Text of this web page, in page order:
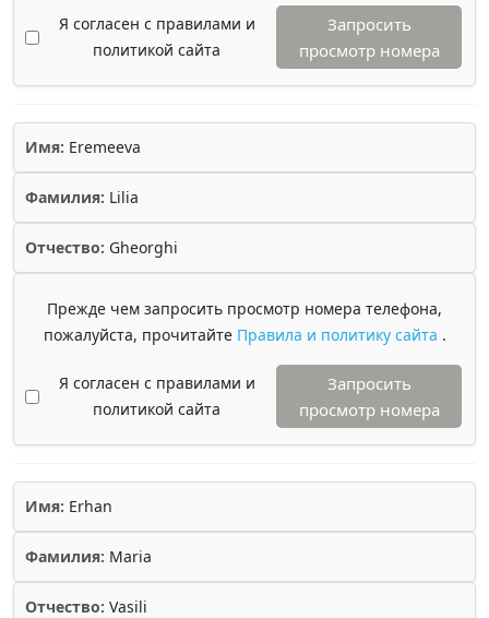
Я согласен с правилами и
политикой сайта
Запросить
просмотр номера
Имя: Eremeeva
Фамилия: Lilia
Отчество: Gheorghi
Прежде чем запросить просмотр номера телефона,
пожалуйста, прочитайте Правила и политику сайта .
Я согласен с правилами и
политикой сайта
Запросить
просмотр номера
Имя: Erhan
Фамилия: Maria
Отчество: Vasili